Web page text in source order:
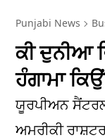
Punjabi News
ਕੀ ਦੁਨੀਆ
ਹੰਗਾਮਾ
ਯੂਰਪੀਅਨ
ਅਮਰੀਕੀ